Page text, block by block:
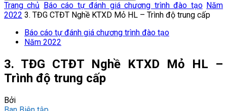
Trang chủ Báo cáo tự đánh giá chương trình đào tạo Năm
2022 3. TĐG CTĐT Nghề KTXD Mỏ HL – Trình độ trung cấp
Báo cáo tự đánh giá chương trình đào tạo
Năm 2022
3. TĐG CTĐT Nghề KTXD Mỏ HL –
Trình độ trung cấp
Bởi